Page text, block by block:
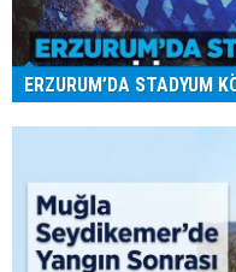
ERZURUM’DA STADYUM